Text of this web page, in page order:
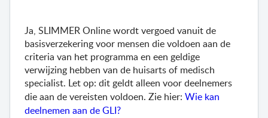
Ja, SLIMMER Online wordt vergoed vanuit de
basisverzekering voor mensen die voldoen aan de
criteria van het programma en een geldige
verwijzing hebben van de huisarts of medisch
specialist. Let op: dit geldt alleen voor deelnemers
die aan de vereisten voldoen. Zie hier: Wie kan
deelnemen aan de GLI?